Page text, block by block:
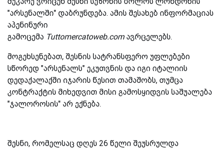
"არსენალში" დაბრუნდება. ამის შესახებ ინფორმაციას
აპენინური
გამოცემა Tuttomercatoweb.com ავრცელებს.
მოგეხსენებათ, შესნის სატრანსფერო უფლებები
სწორედ "არსენალს" ეკუთვნის და იგი იტალიის
დედაქალაქში იჯარის წესით თამაშობს, თუმცა
კონტრაქტის მიხედვით მისი გამოსყიდვის საშუალება
"ჯალოროსის" არ ექნება.
შესნი, რომელსაც დღეს 26 წელი შეუსრულდა